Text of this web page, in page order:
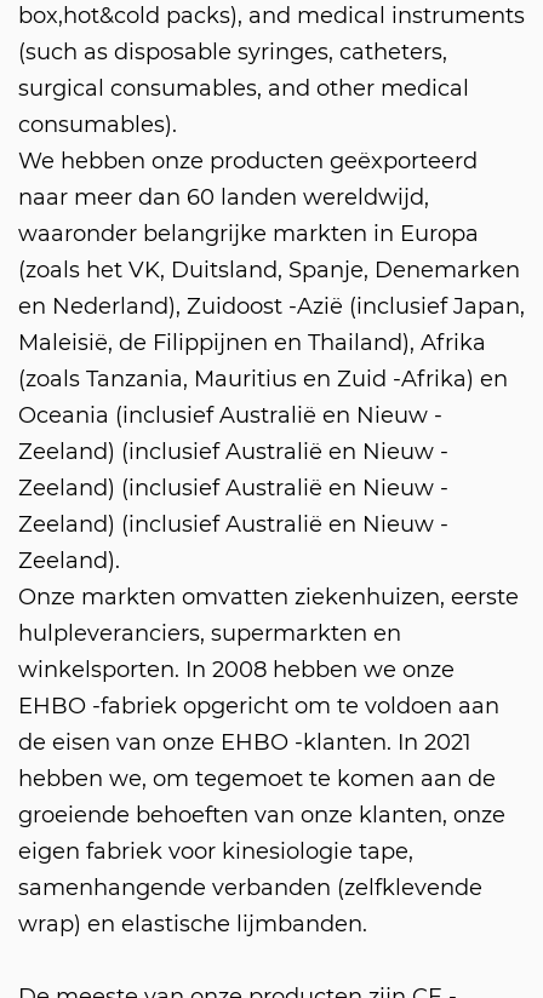
box,hot&cold packs), and medical instruments
(such as disposable syringes, catheters,
surgical consumables, and other medical
consumables).
We hebben onze producten geëxporteerd
naar meer dan 60 landen wereldwijd,
waaronder belangrijke markten in Europa
(zoals het VK, Duitsland, Spanje, Denemarken
en Nederland), Zuidoost -Azië (inclusief Japan,
Maleisië, de Filippijnen en Thailand), Afrika
(zoals Tanzania, Mauritius en Zuid -Afrika) en
Oceania (inclusief Australië en Nieuw -
Zeeland) (inclusief Australië en Nieuw -
Zeeland) (inclusief Australië en Nieuw -
Zeeland) (inclusief Australië en Nieuw -
Zeeland).
Onze markten omvatten ziekenhuizen, eerste
hulpleveranciers, supermarkten en
winkelsporten. In 2008 hebben we onze
EHBO -fabriek opgericht om te voldoen aan
de eisen van onze EHBO -klanten. In 2021
hebben we, om tegemoet te komen aan de
groeiende behoeften van onze klanten, onze
eigen fabriek voor kinesiologie tape,
samenhangende verbanden (zelfklevende
wrap) en elastische lijmbanden.